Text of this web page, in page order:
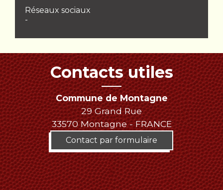
Réseaux sociaux
-
Contacts utiles
Commune de Montagne
29 Grand Rue
33570 Montagne - FRANCE
Contact par formulaire